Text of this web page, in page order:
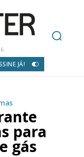
JÁ!
para
gás